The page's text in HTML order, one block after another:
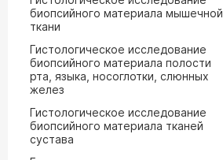
биопсийного материала мышечной
ткани
Гистологическое исследование
биопсийного материала полости
рта, языка, носоглотки, слюнных
желез
Гистологическое исследование
биопсийного материала тканей
сустава